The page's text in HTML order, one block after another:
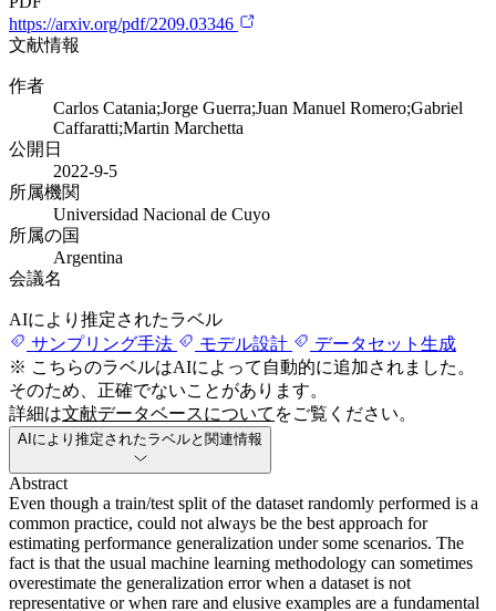
https://arxiv.org/pdf/2209.03346
文献情報
作者
Carlos Catania;Jorge Guerra;Juan Manuel Romero;Gabriel
Caffaratti;Martin Marchetta
公開日
2022-9-5
所属機関
Universidad Nacional de Cuyo
所属の国
Argentina
会議名
AIにより推定されたラベル
サンプリング手法
モデル設計
データセット生成
※ こちらのラベルはAIによって自動的に追加されました。
そのため、正確でないことがあります。
詳細は文献データベースについて をご覧ください。
AIにより推定されたラベルと関連情報
Abstract
Even though a train/test split of the dataset randomly performed is a
common practice, could not always be the best approach for
estimating performance generalization under some scenarios. The
fact is that the usual machine learning methodology can sometimes
overestimate the generalization error when a dataset is not
representative or when rare and elusive examples are a fundamental